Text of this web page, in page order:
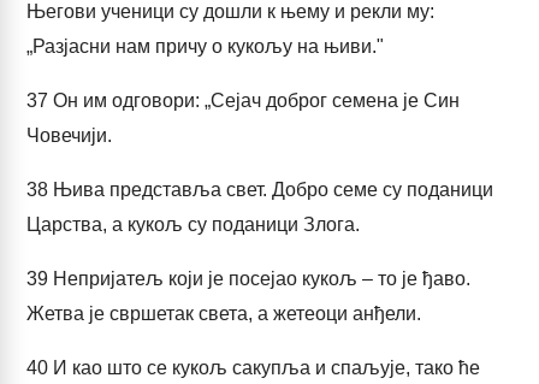
Његови ученици су дошли к њему и рекли му:
„Разјасни нам причу о кукољу на њиви."
37 Он им одговори: „Сејач доброг семена је Син
Човечији.
38 Њива представља свет. Добро семе су поданици
Царства, а кукољ су поданици Злога.
39 Непријатељ који је посејао кукољ – то је ђаво.
Жетва је свршетак света, а жетеоци анђели.
40 И као што се кукољ сакупља и спаљује, тако ће